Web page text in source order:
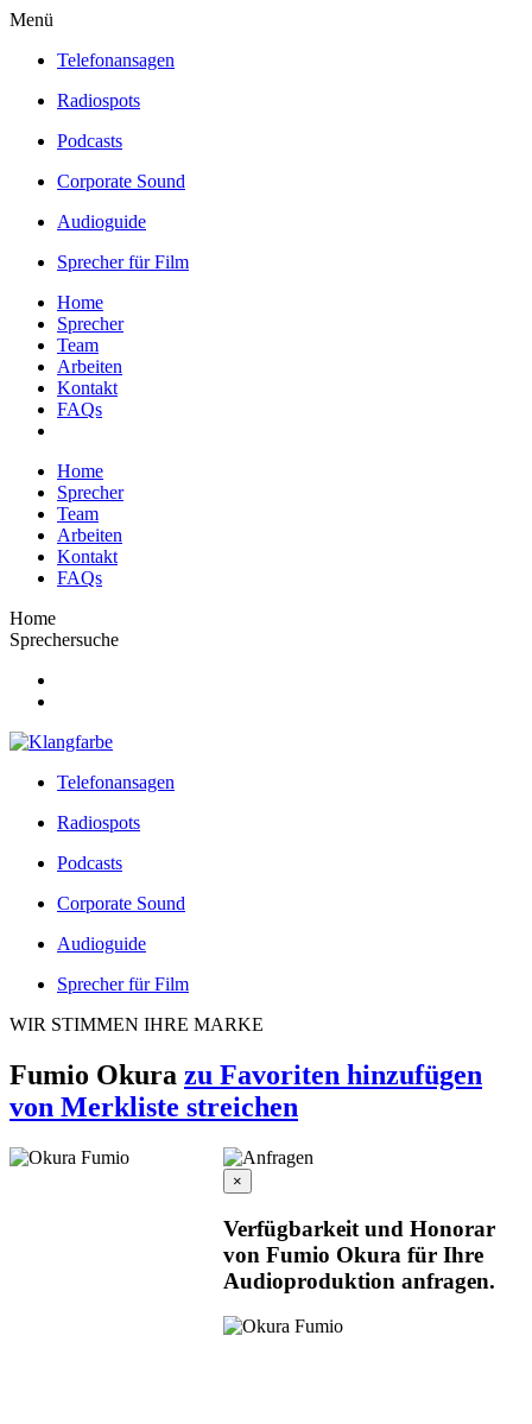
Menü
Telefonansagen
Radiospots
Podcasts
Corporate Sound
Audioguide
Sprecher für Film
Home
Sprecher
Team
Arbeiten
Kontakt
FAQs
Home
Sprecher
Team
Arbeiten
Kontakt
FAQs
Home
Sprechersuche
Telefonansagen
Radiospots
Podcasts
Corporate Sound
Audioguide
Sprecher für Film
WIR STIMMEN IHRE MARKE
Fumio Okura zu Favoriten hinzufügen
von Merkliste streichen
×
Verfügbarkeit und Honorar
von Fumio Okura für Ihre
Audioproduktion anfragen.